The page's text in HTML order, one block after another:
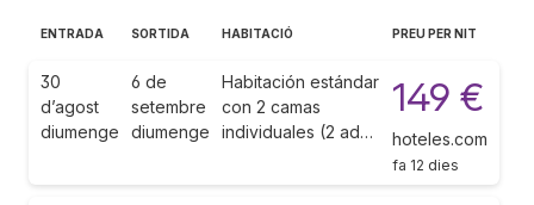
ENTRADA SORTIDA HABITACIÓ PREU PER NIT
30
d’agost
diumenge
6 de
setembre
diumenge
Habitación estándar
con 2 camas
individuales (2 ad…
149 €
hoteles.com
fa 12 dies